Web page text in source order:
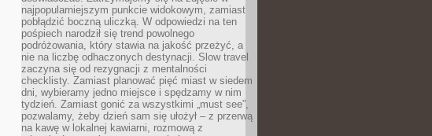
najpopularniejszym punkcie widokowym, zamiast
pobłądzić boczną uliczką. W odpowiedzi na ten
pośpiech narodził się trend powolnego
podróżowania, który stawia na jakość przeżyć, a
nie na liczbę odhaczonych destynacji. Slow travel
zaczyna się od rezygnacji z mentalności
checklisty. Zamiast planować pięć miast w siedem
dni, wybieramy jedno miejsce i spędzamy w nim
tydzień. Zamiast gonić za wszystkimi „must see”,
pozwalamy, żeby dzień sam się ułożył – z przerwą
na kawę w lokalnej kawiarni, rozmową z